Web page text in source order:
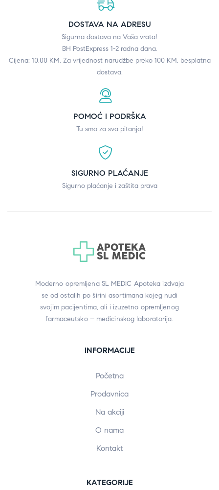
DOSTAVA NA ADRESU
Sigurna dostava na Vaša vrata!
BH PostExpress 1-2 radna dana.
Cijena: 10.00 KM. Za vrijednost narudžbe preko 100 KM, besplatna
dostava.
POMOĆ I PODRŠKA
Tu smo za sva pitanja!
SIGURNO PLAĆANJE
Sigurno plaćanje i zaštita prava
Moderno opremljena SL MEDIC Apoteka izdvaja
se od ostalih po širini asortimana kojeg nudi
svojim pacijentima, ali i izuzetno opremljenog
farmaceutsko – medicinskog laboratorija.
INFORMACIJE
Početna
Prodavnica
Na akciji
O nama
Kontakt
KATEGORIJE